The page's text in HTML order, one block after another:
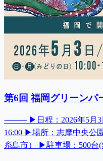
第6回 福岡グリーンパ
⸻ ▶日程：2026年5月3日
16:00 ▶場所：志摩中央公
糸島市） ▶駐車場：